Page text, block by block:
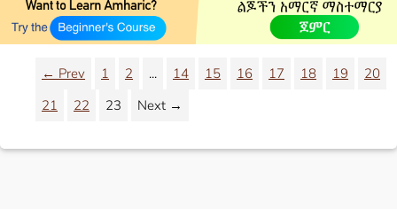
← Prev 1 2 ... 14 15 16 17 18 19
20
21
22 23 Next →